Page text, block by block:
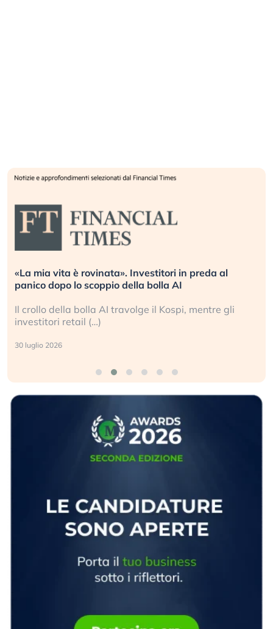
«La mia vita è rovinata». Investitori in preda al
panico dopo lo scoppio della bolla AI
Il crollo della bolla AI travolge il Kospi, mentre gli
investitori retail (…)
30 luglio 2026